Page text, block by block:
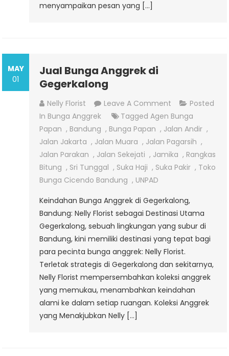
menyampaikan pesan yang […]
MAY
01
Jual Bunga Anggrek di
Gegerkalong
Nelly Florist Leave A Comment On
Jual
Bunga
Anggrek
Di
Gegerkalong
Posted
In Bunga Anggrek TaggedAgen Bunga
Papan , Bandung , Bunga Papan , Jalan Andir ,
Jalan Jakarta , Jalan Muara , Jalan Pagarsih ,
Jalan Parakan , Jalan Sekejati , Jamika , Rangkas
Bitung , Sri Tunggal , Suka Haji , Suka Pakir , Toko
Bunga Cicendo Bandung , UNPAD
Keindahan Bunga Anggrek di Gegerkalong,
Bandung: Nelly Florist sebagai Destinasi Utama
Gegerkalong, sebuah lingkungan yang subur di
Bandung, kini memiliki destinasi yang tepat bagi
para pecinta bunga anggrek: Nelly Florist.
Terletak strategis di Gegerkalong dan sekitarnya,
Nelly Florist mempersembahkan koleksi anggrek
yang memukau, menambahkan keindahan
alami ke dalam setiap ruangan. Koleksi Anggrek
yang Menakjubkan Nelly […]